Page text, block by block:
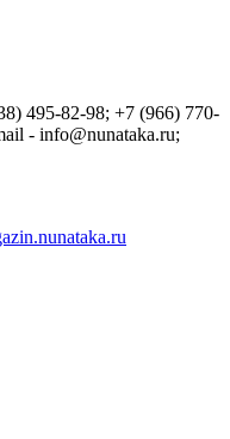
495-82-98; +7 (966) 770-
- info@nunataka.ru;